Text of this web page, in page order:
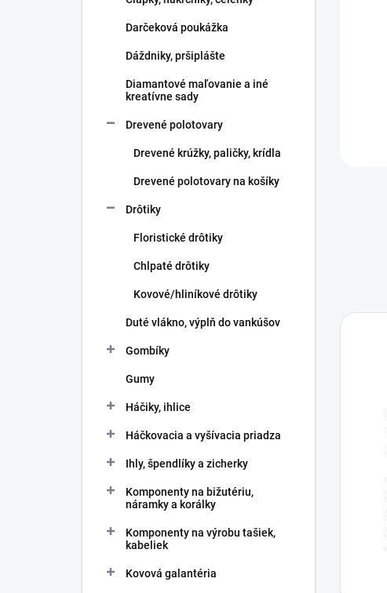
Darčeková poukážka
Dáždniky, pršiplášte
Diamantové maľovanie a iné
kreatívne sady
Drevené polotovary
Drevené krúžky, paličky, krídla
Drevené polotovary na košíky
Drôtiky
Floristické drôtiky
Chlpaté drôtiky
Kovové/hliníkové drôtiky
Duté vlákno, výplň do vankúšov
Gombíky
Gumy
Háčiky, ihlice
Háčkovacia a vyšívacia priadza
Ihly, špendlíky a zicherky
Komponenty na bižutériu,
náramky a korálky
Komponenty na výrobu tašiek,
kabeliek
Kovová galantéria